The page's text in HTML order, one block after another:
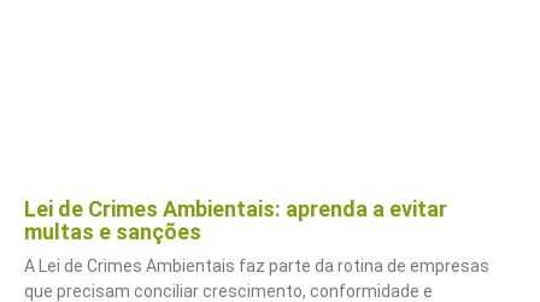
Lei de Crimes Ambientais: aprenda a evitar
multas e sanções
A Lei de Crimes Ambientais faz parte da rotina de empresas
que precisam conciliar crescimento, conformidade e